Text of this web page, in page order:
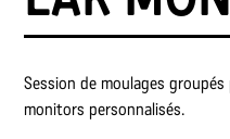
Session de moulages
monitors personnalisés.